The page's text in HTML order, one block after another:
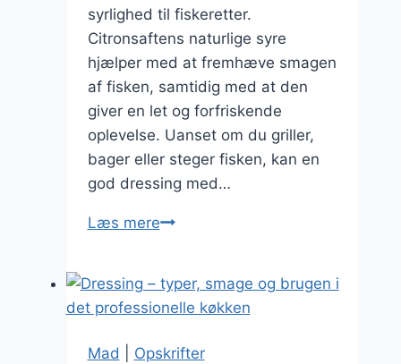
syrlighed til fiskeretter.
Citronsaftens naturlige syre
hjælper med at fremhæve smagen
af fisken, samtidig med at den
giver en let og forfriskende
oplevelse. Uanset om du griller,
bager eller steger fisken, kan en
god dressing med…
Læs mereDressing
til
fiskeretter
Mad
Opskrifter